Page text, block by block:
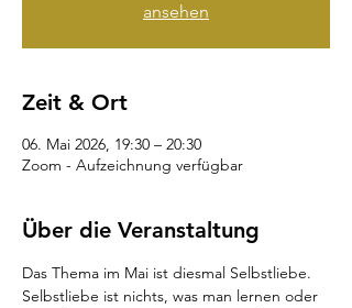
ansehen
Zeit & Ort
06. Mai 2026, 19:30 – 20:30
Zoom - Aufzeichnung verfügbar
Über die Veranstaltung
Das Thema im Mai ist diesmal Selbstliebe.
Selbstliebe ist nichts, was man lernen oder